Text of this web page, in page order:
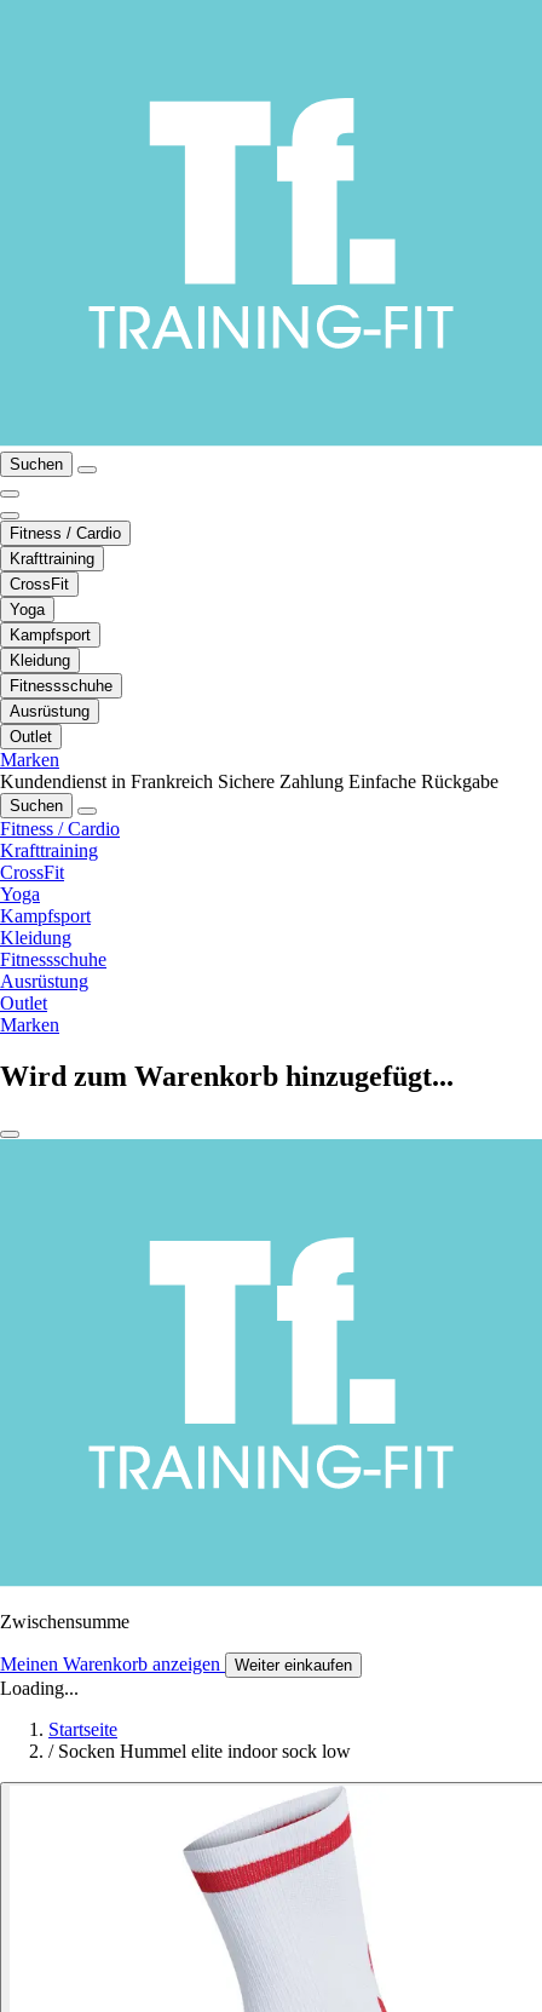
Suchen
Fitness / Cardio
Krafttraining
CrossFit
Yoga
Kampfsport
Kleidung
Fitnessschuhe
Ausrüstung
Outlet
Marken
Kundendienst in Frankreich Sichere Zahlung Einfache Rückgabe
Suchen
Fitness / Cardio
Krafttraining
CrossFit
Yoga
Kampfsport
Kleidung
Fitnessschuhe
Ausrüstung
Outlet
Marken
Wird zum Warenkorb hinzugefügt...
Zwischensumme
Meinen Warenkorb anzeigen Weiter einkaufen
Loading...
Startseite
/ Socken Hummel elite indoor sock low